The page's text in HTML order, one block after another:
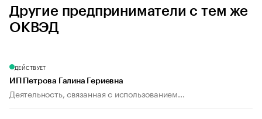
Другие предприниматели с тем же
ОКВЭД
ДЕЙСТВУЕТ
ИП Петрова Галина Гериевна
Деятельность, связанная с использованием...